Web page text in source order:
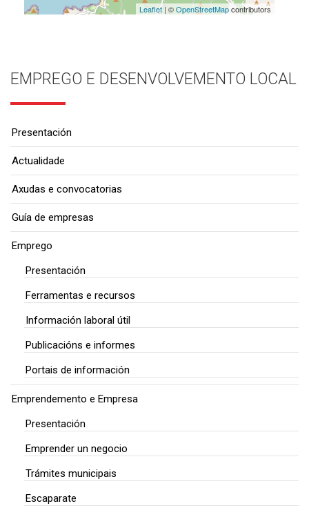
Leaflet| ©OpenStreetMapcontributors
EMPREGO E DESENVOLVEMENTO LOCAL
Presentación
Actualidade
Axudas e convocatorias
Guía de empresas
Emprego
Presentación
Ferramentas e recursos
Información laboral útil
Publicacións e informes
Portais de información
Emprendemento e Empresa
Presentación
Emprender un negocio
Trámites municipais
Escaparate